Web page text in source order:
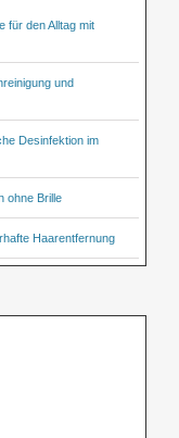
für den Alltag mit
und
Desinfektion im
ohne Brille
Haarentfernung